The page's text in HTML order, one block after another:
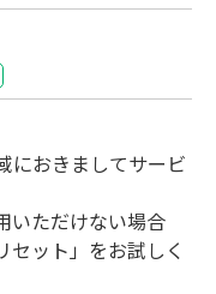
におきましてサービ
いただけない場合
セット」をお試しく